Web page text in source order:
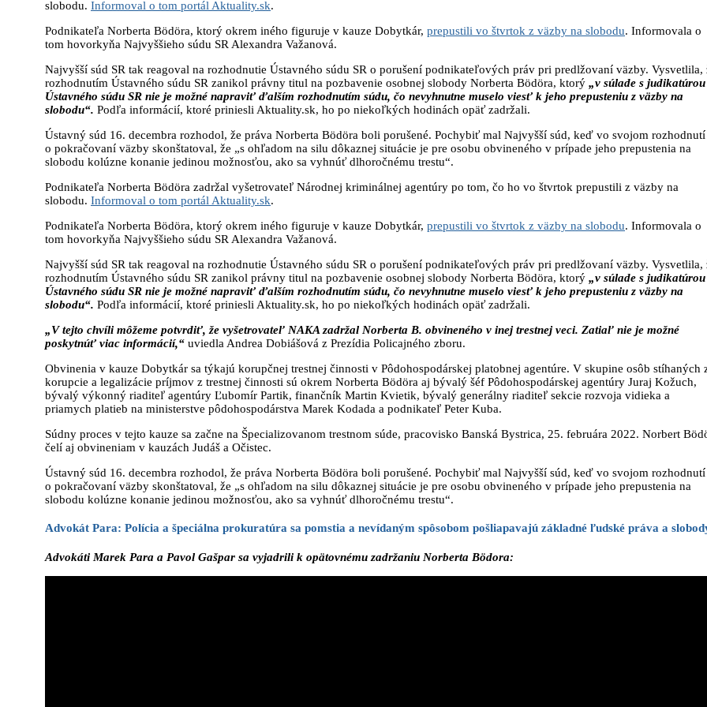
slobodu. Informoval o tom portál Aktuality.sk.
Podnikateľa Norberta Bödöra, ktorý okrem iného figuruje v kauze Dobytkár, prepustili vo štvrtok z väzby na slobodu. Informovala o
tom hovorkyňa Najvyššieho súdu SR Alexandra Važanová.
Najvyšší súd SR tak reagoval na rozhodnutie Ústavného súdu SR o porušení podnikateľových práv pri predlžovaní väzby. Vysvetlila,
rozhodnutím Ústavného súdu SR zanikol právny titul na pozbavenie osobnej slobody Norberta Bödöra, ktorý „v súlade s judikatúrou
Ústavného súdu SR nie je možné napraviť ďalším rozhodnutím súdu, čo nevyhnutne muselo viesť k jeho prepusteniu z väzby na
slobodu“. Podľa informácií, ktoré priniesli Aktuality.sk, ho po niekoľkých hodinách opäť zadržali.
Ústavný súd 16. decembra rozhodol, že práva Norberta Bödöra boli porušené. Pochybiť mal Najvyšší súd, keď vo svojom rozhodnutí
o pokračovaní väzby skonštatoval, že „s ohľadom na silu dôkaznej situácie je pre osobu obvineného v prípade jeho prepustenia na
slobodu kolúzne konanie jedinou možnosťou, ako sa vyhnúť dlhoročnému trestu“.
Podnikateľa Norberta Bödöra zadržal vyšetrovateľ Národnej kriminálnej agentúry po tom, čo ho vo štvrtok prepustili z väzby na
slobodu. Informoval o tom portál Aktuality.sk.
Podnikateľa Norberta Bödöra, ktorý okrem iného figuruje v kauze Dobytkár, prepustili vo štvrtok z väzby na slobodu. Informovala o
tom hovorkyňa Najvyššieho súdu SR Alexandra Važanová.
Najvyšší súd SR tak reagoval na rozhodnutie Ústavného súdu SR o porušení podnikateľových práv pri predlžovaní väzby. Vysvetlila,
rozhodnutím Ústavného súdu SR zanikol právny titul na pozbavenie osobnej slobody Norberta Bödöra, ktorý „v súlade s judikatúrou
Ústavného súdu SR nie je možné napraviť ďalším rozhodnutím súdu, čo nevyhnutne muselo viesť k jeho prepusteniu z väzby na
slobodu“. Podľa informácií, ktoré priniesli Aktuality.sk, ho po niekoľkých hodinách opäť zadržali.
„V tejto chvíli môžeme potvrdiť, že vyšetrovateľ NAKA zadržal Norberta B. obvineného v inej trestnej veci. Zatiaľ nie je možné
poskytnúť viac informácií,“ uviedla Andrea Dobiášová z Prezídia Policajného zboru.
Obvinenia v kauze Dobytkár sa týkajú korupčnej trestnej činnosti v Pôdohospodárskej platobnej agentúre. V skupine osôb stíhaných
korupcie a legalizácie príjmov z trestnej činnosti sú okrem Norberta Bödöra aj bývalý šéf Pôdohospodárskej agentúry Juraj Kožuch,
bývalý výkonný riaditeľ agentúry Ľubomír Partik, finančník Martin Kvietik, bývalý generálny riaditeľ sekcie rozvoja vidieka a
priamych platieb na ministerstve pôdohospodárstva Marek Kodada a podnikateľ Peter Kuba.
Súdny proces v tejto kauze sa začne na Špecializovanom trestnom súde, pracovisko Banská Bystrica, 25. februára 2022. Norbert
čelí aj obvineniam v kauzách Judáš a Očistec.
Ústavný súd 16. decembra rozhodol, že práva Norberta Bödöra boli porušené. Pochybiť mal Najvyšší súd, keď vo svojom rozhodnutí
o pokračovaní väzby skonštatoval, že „s ohľadom na silu dôkaznej situácie je pre osobu obvineného v prípade jeho prepustenia na
slobodu kolúzne konanie jedinou možnosťou, ako sa vyhnúť dlhoročnému trestu“.
Advokát Para: Polícia a špeciálna prokuratúra sa pomstia a nevídaným spôsobom pošliapavajú základné ľudské práva a
Advokáti Marek Para a Pavol Gašpar sa vyjadrili k opätovnému zadržaniu Norberta Bödora: